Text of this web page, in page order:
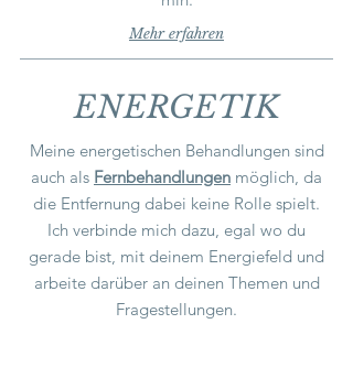
Mehr erfahren
ENERGETIK
Meine energetischen Behandlungen sind
auch als Fernbehandlungen möglich, da
die Entfernung dabei keine Rolle spielt.
Ich verbinde mich dazu, egal wo du
gerade bist, mit deinem Energiefeld und
arbeite darüber an deinen Themen und
Fragestellungen.